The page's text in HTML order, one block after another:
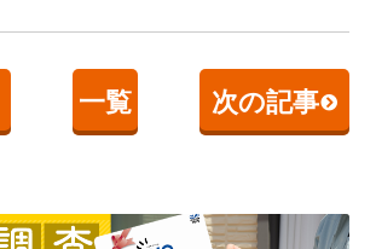
一覧 次の記事